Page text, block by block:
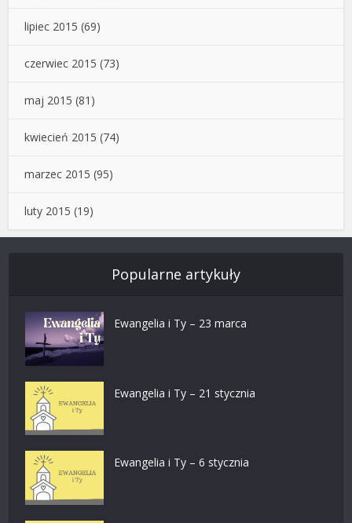
lipiec 2015 (69)
czerwiec 2015 (73)
maj 2015 (81)
kwiecień 2015 (74)
marzec 2015 (95)
luty 2015 (19)
Popularne artykuły
Ewangelia i Ty – 23 marca
Ewangelia i Ty – 21 stycznia
Ewangelia i Ty – 6 stycznia